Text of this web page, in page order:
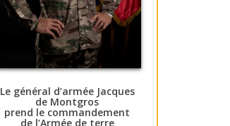
Le général d’armée Jacques
de Montgros
prend le commandement
de l’Armée de terre